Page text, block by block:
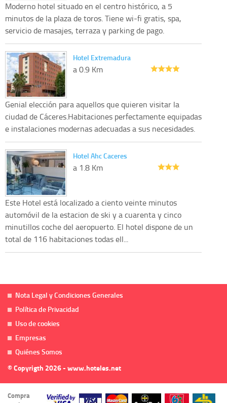
Moderno hotel situado en el centro histórico, a 5
minutos de la plaza de toros. Tiene wi-fi gratis, spa,
servicio de masajes, terraza y parking de pago.
Hotel Extremadura
a 0.9 Km
Genial elección para aquellos que quieren visitar la
ciudad de Cáceres.Habitaciones perfectamente equipadas
e instalaciones modernas adecuadas a sus necesidades.
Hotel Ahc Caceres
a 1.8 Km
Este Hotel está localizado a ciento veinte minutos
automóvil de la estacion de ski y a cuarenta y cinco
minutillos coche del aeropuerto. El hotel dispone de un
total de 116 habitaciones todas ell...
Nota Legal y Condiciones Generales
Política de Privacidad
Uso de cookies
Empresas
Quiénes Somos
© Copyrigth 2026 - www.hoteles.net
Compra